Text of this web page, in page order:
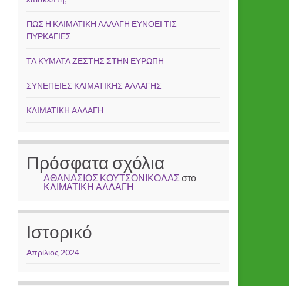
ΠΩΣ Η ΚΛΙΜΑΤΙΚΗ ΑΛΛΑΓΗ ΕΥΝΟΕΙ ΤΙΣ
ΠΥΡΚΑΓΙΕΣ
ΤΑ ΚΥΜΑΤΑ ΖΕΣΤΗΣ ΣΤΗΝ ΕΥΡΩΠΗ
ΣΥΝΕΠΕΙΕΣ ΚΛΙΜΑΤΙΚΗΣ ΑΛΛΑΓΗΣ
ΚΛΙΜΑΤΙΚΗ ΑΛΛΑΓΗ
Πρόσφατα σχόλια
ΑΘΑΝΑΣΙΟΣ ΚΟΥΤΣΟΝΙΚΟΛΑΣ στο
ΚΛΙΜΑΤΙΚΗ ΑΛΛΑΓΗ
Ιστορικό
Απρίλιος 2024